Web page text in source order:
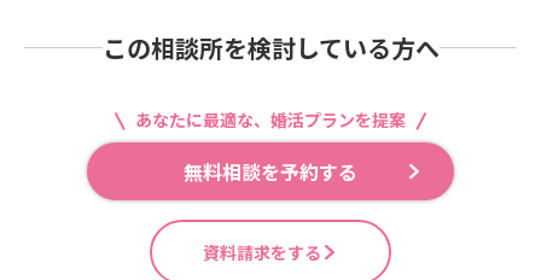
この相談所を検討している方へ
あなたに最適な、婚活プランを提案
無料相談を予約する
資料請求をする